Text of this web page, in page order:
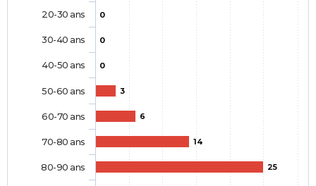
0
0
0
3
6
14
25
20-30 ans
30-40 ans
40-50 ans
50-60 ans
60-70 ans
70-80 ans
80-90 ans